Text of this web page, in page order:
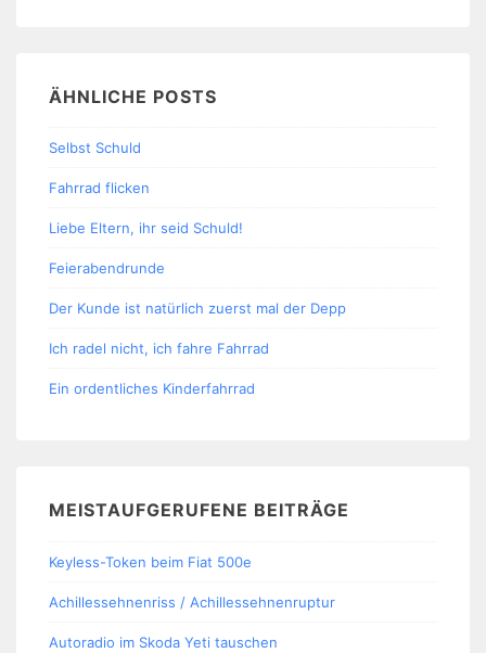
ÄHNLICHE POSTS
Selbst Schuld
Fahrrad flicken
Liebe Eltern, ihr seid Schuld!
Feierabendrunde
Der Kunde ist natürlich zuerst mal der Depp
Ich radel nicht, ich fahre Fahrrad
Ein ordentliches Kinderfahrrad
MEISTAUFGERUFENE BEITRÄGE
Keyless-Token beim Fiat 500e
Achillessehnenriss / Achillessehnenruptur
Autoradio im Skoda Yeti tauschen